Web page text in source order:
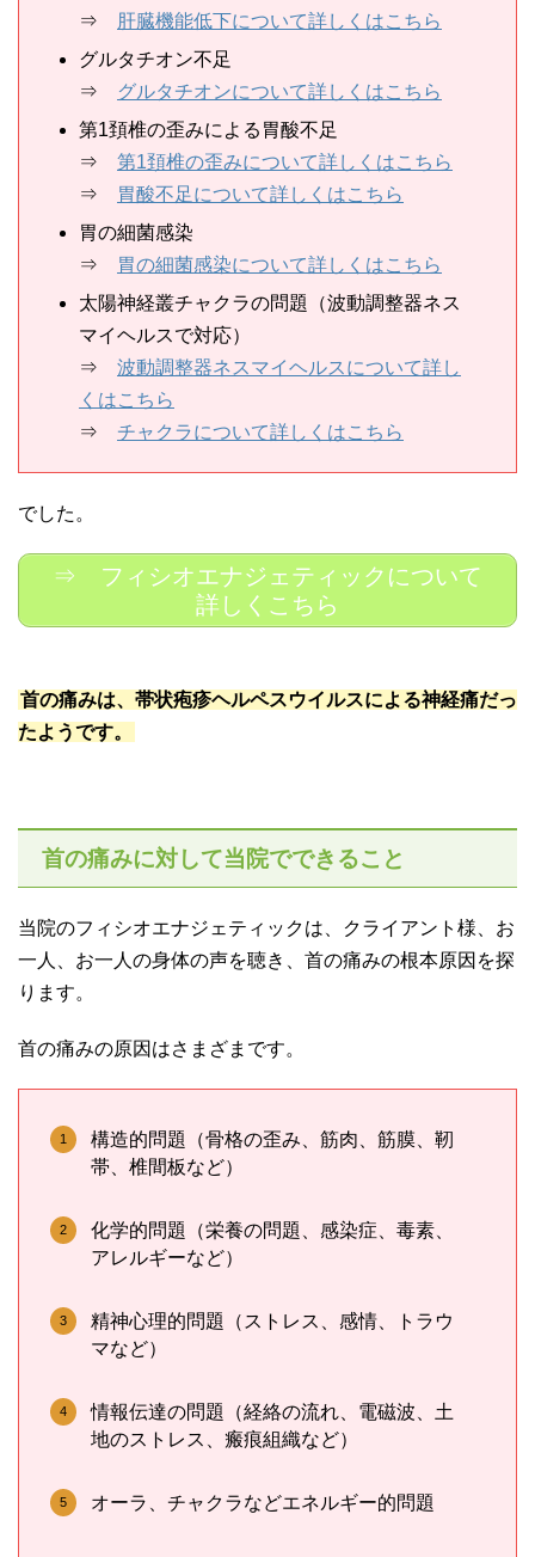
⇒
肝臓機能低下について詳しくはこちら
グルタチオン不足
⇒ グルタチオンについて詳しくはこちら
第1頚椎の歪みによる胃酸不足
⇒ 第1頚椎の歪みについて詳しくはこちら
⇒
胃酸不足について詳しくはこちら
胃の細菌感染
⇒
胃の細菌感染について詳しくはこちら
太陽神経叢チャクラの問題（波動調整器ネス
マイヘルスで対応）
⇒ 波動調整器ネスマイヘルスについて詳し
くはこちら
⇒ チャクラについて詳しくはこちら
でした。
⇒ フィシオエナジェティックについて
詳しくこちら
首の痛みは、帯状疱疹ヘルペスウイルスによる神経痛だっ
たようです。
首の痛みに対して当院でできること
当院のフィシオエナジェティックは、クライアント様、お
一人、お一人の身体の声を聴き、首の痛みの根本原因を探
ります。
首の痛みの原因はさまざまです。
構造的問題（骨格の歪み、筋肉、筋膜、靭
帯、椎間板など）
化学的問題（栄養の問題、感染症、毒素、
アレルギーなど）
精神心理的問題（ストレス、感情、トラウ
マなど）
情報伝達の問題（経絡の流れ、電磁波、土
地のストレス、瘢痕組織など）
オーラ、チャクラなどエネルギー的問題